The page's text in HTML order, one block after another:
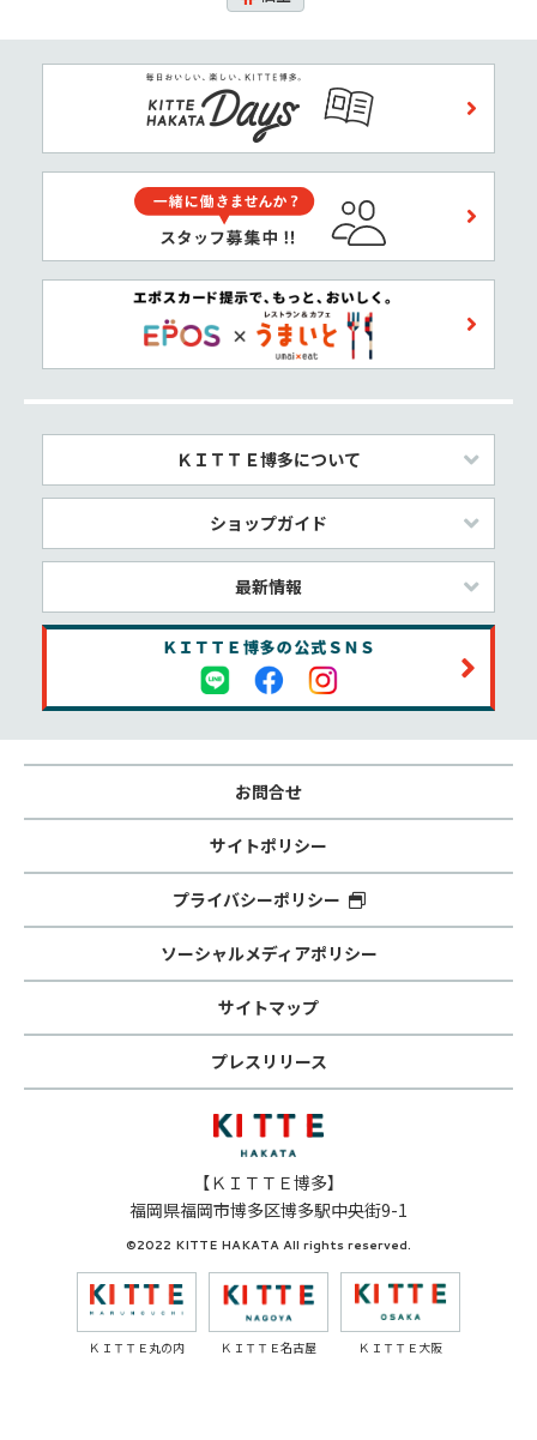
ＫＩＴＴＥ博多について
ショップガイド
最新情報
お問合せ
サイトポリシー
プライバシーポリシー
ソーシャルメディアポリシー
サイトマップ
プレスリリース
【ＫＩＴＴＥ博多】
福岡県福岡市博多区博多駅中央街9-1
©2022 KITTE HAKATA All rights reserved.
ＫＩＴＴＥ丸の内 ＫＩＴＴＥ名古屋 ＫＩＴＴＥ大阪